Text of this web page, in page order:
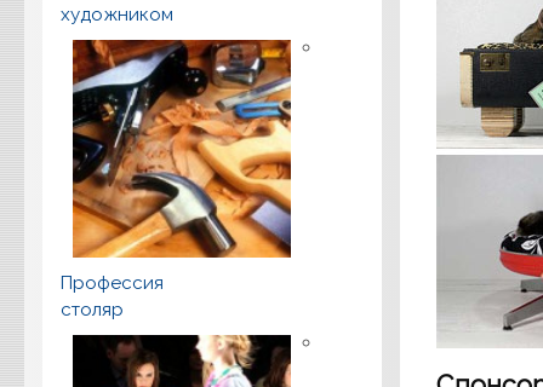
художником
Профессия
столяр